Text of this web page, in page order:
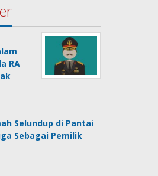
RA
Selundup di Pantai
Sebagai Pemilik